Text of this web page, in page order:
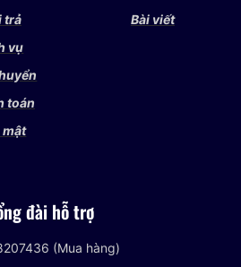
trả
vụ
toán
mật
Bài viết
đài hỗ trợ
(Mua hàng)